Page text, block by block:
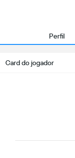
Perfil
Card do jogador